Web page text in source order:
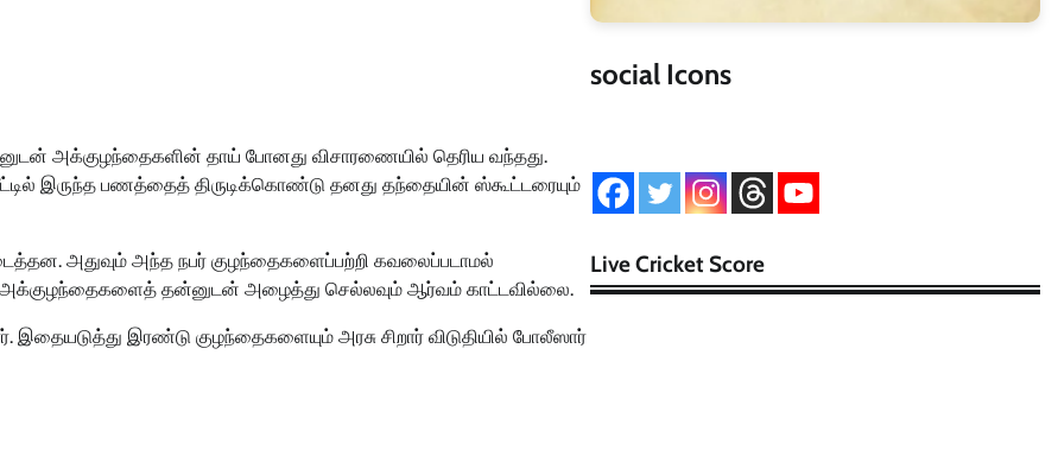
அக்குழந்தைகளின் தாய் போனது விசாரணையில் தெரிய வந்தது.
இருந்த பணத்தைத் திருடிக்கொண்டு தனது தந்தையின் ஸ்கூட்டரையும்
அதுவும் அந்த நபர் குழந்தைகளைப்பற்றி கவலைப்படாமல்
அக்குழந்தைகளைத் தன்னுடன் அழைத்து செல்லவும் ஆர்வம் காட்டவில்லை.
இரண்டு குழந்தைகளையும் அரசு சிறார் விடுதியில் போலீஸார்
social Icons
Live Cricket Score